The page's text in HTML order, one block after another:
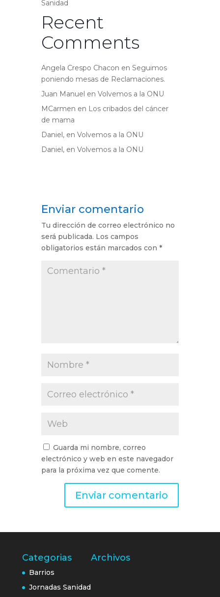
Sanidad
Recent
Comments
Angela Crespo Chacon en Seguimos
poniendo mesas de Reclamaciones.
Juan Manuel en Volvemos a la ONU
MCarmen en Los cribados del cáncer
de mama
Daniel, en Volvemos a la ONU
Daniel, en Volvemos a la ONU
Enviar comentario
Tu dirección de correo electrónico no
será publicada. Los campos
obligatorios están marcados con *
Guarda mi nombre, correo
electrónico y web en este navegador
para la próxima vez que comente.
Categorias
Barrios
Jornadas Sanidad
Archivos